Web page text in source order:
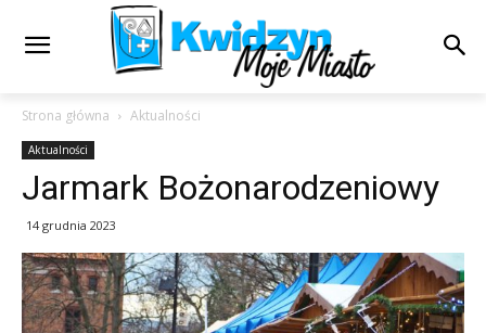
Strona główna Aktualności
Aktualności
Jarmark Bożonarodzeniowy
14 grudnia 2023